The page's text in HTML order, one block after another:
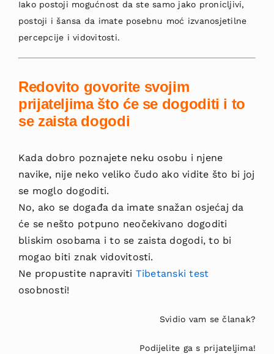
Iako postoji mogućnost da ste samo jako pronicljivi,
postoji i šansa da imate posebnu moć izvanosjetilne
percepcije i vidovitosti.
Redovito govorite svojim
prijateljima što će se dogoditi i to
se zaista dogodi
Kada dobro poznajete neku osobu i njene
navike, nije neko veliko čudo ako vidite što bi joj
se moglo dogoditi.
No, ako se događa da imate snažan osjećaj da
će se nešto potpuno neočekivano dogoditi
bliskim osobama i to se zaista dogodi, to bi
mogao biti znak vidovitosti.
Ne propustite napraviti Tibetanski test
osobnosti!
Svidio vam se članak?
Podijelite ga s prijateljima!